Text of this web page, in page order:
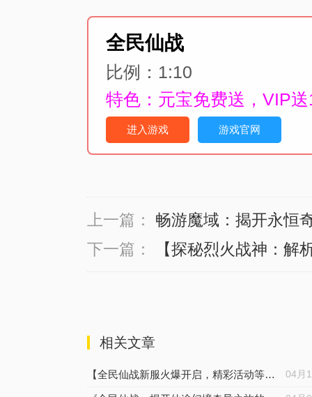
全民仙战
比例：1:10
特色：元宝免费送，VIP
进入游戏 游戏官网
上一篇：
畅游魔域：揭开永恒
下一篇：
【探秘烈火战神：解
相关文章
04月
【全民仙战新服火爆开启，精彩活动等你来】